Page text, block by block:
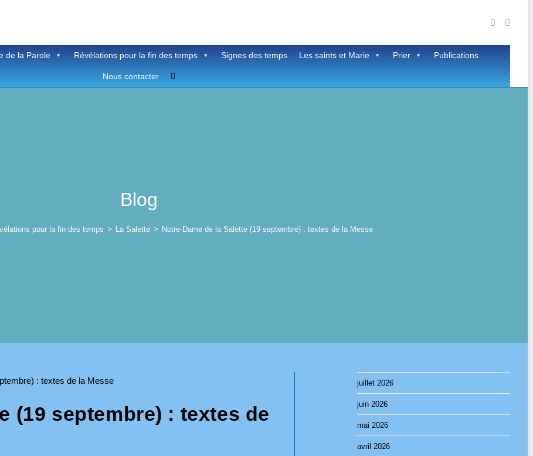
de la Parole Révélations pour la fin des temps Signes des temps Les saints et Marie Prier Publications
Nous contacter Toggle
Blog
pour la fin des temps > La Salette > Notre-Dame de la Salette (19 septembre) : textes de la Messe
(19 septembre) : textes de
juillet 2026
juin 2026
mai 2026
avril 2026